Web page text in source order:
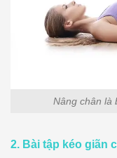
Nâng chân là
2. Bài tập kéo giãn